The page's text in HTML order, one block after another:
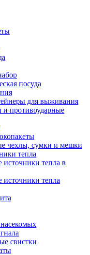
посуда
для выживания
и противоударные
чехлы, сумки и мешки
тепла
тепла в
тепла
свистки